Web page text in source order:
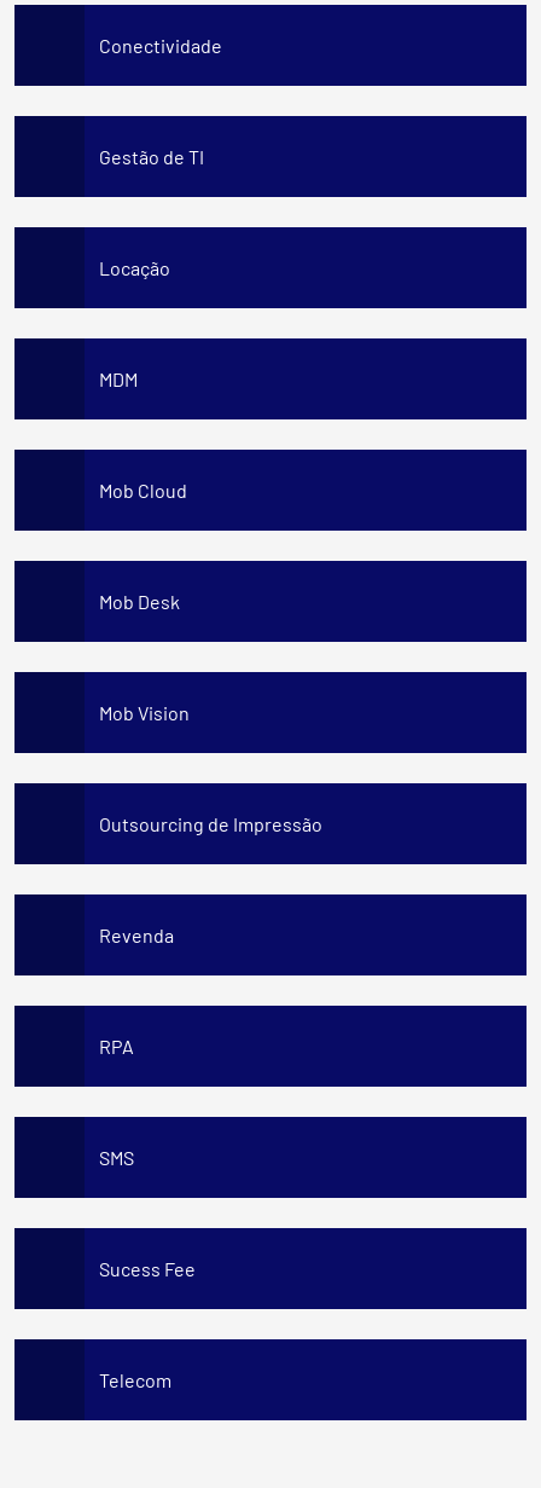
Conectividade
Gestão de TI
Locação
MDM
Mob Cloud
Mob Desk
Mob Vision
Outsourcing de Impressão
Revenda
RPA
SMS
Sucess Fee
Telecom